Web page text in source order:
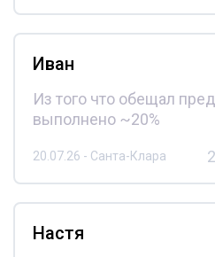
Иван
Из того что обещал
выполнено ~20%
20.07.26 - Санта-Клара
Настя